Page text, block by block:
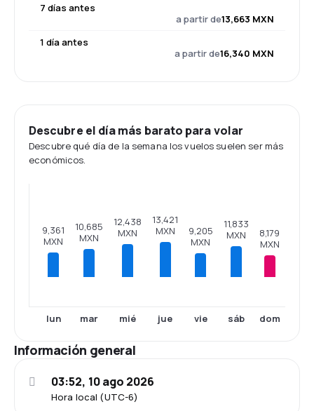
7 días antes
a partir de13,663 MXN
1 día antes
a partir de16,340 MXN
Descubre el día más barato para volar
Descubre qué día de la semana los vuelos suelen ser más
económicos.
9,361
MXN
lun
10,685
MXN
mar
12,438
MXN
mié
13,421
MXN
jue
9,205
MXN
vie
11,833
MXN
sáb
8,179
MXN
dom
Información general
Hora local (UTC-6)
03:52, 10 ago 2026